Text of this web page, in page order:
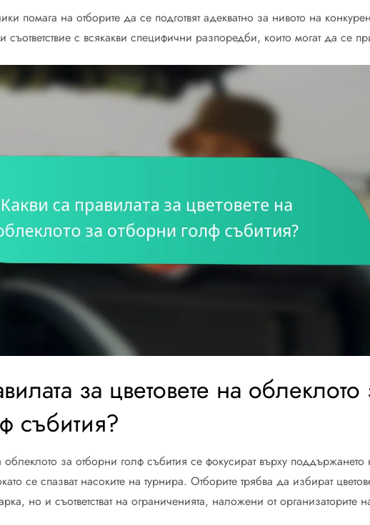
помага на отборите да се подготвят адекватно за нивото на
съответствие с всякакви специфични разпоредби, които могат да се
за цветовете на облеклото
събития?
облеклото за отборни голф събития се фокусират върху
се спазват насоките на турнира. Отборите трябва да избират
но и съответстват на ограниченията, наложени от организаторите